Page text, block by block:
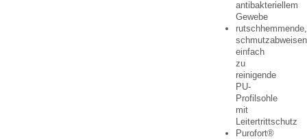
antibakteriellem
Gewebe
rutschhemmende,
einfach
zu
reinigende
PU-
Profilsohle
mit
Leitertrittschutz
Purofort®